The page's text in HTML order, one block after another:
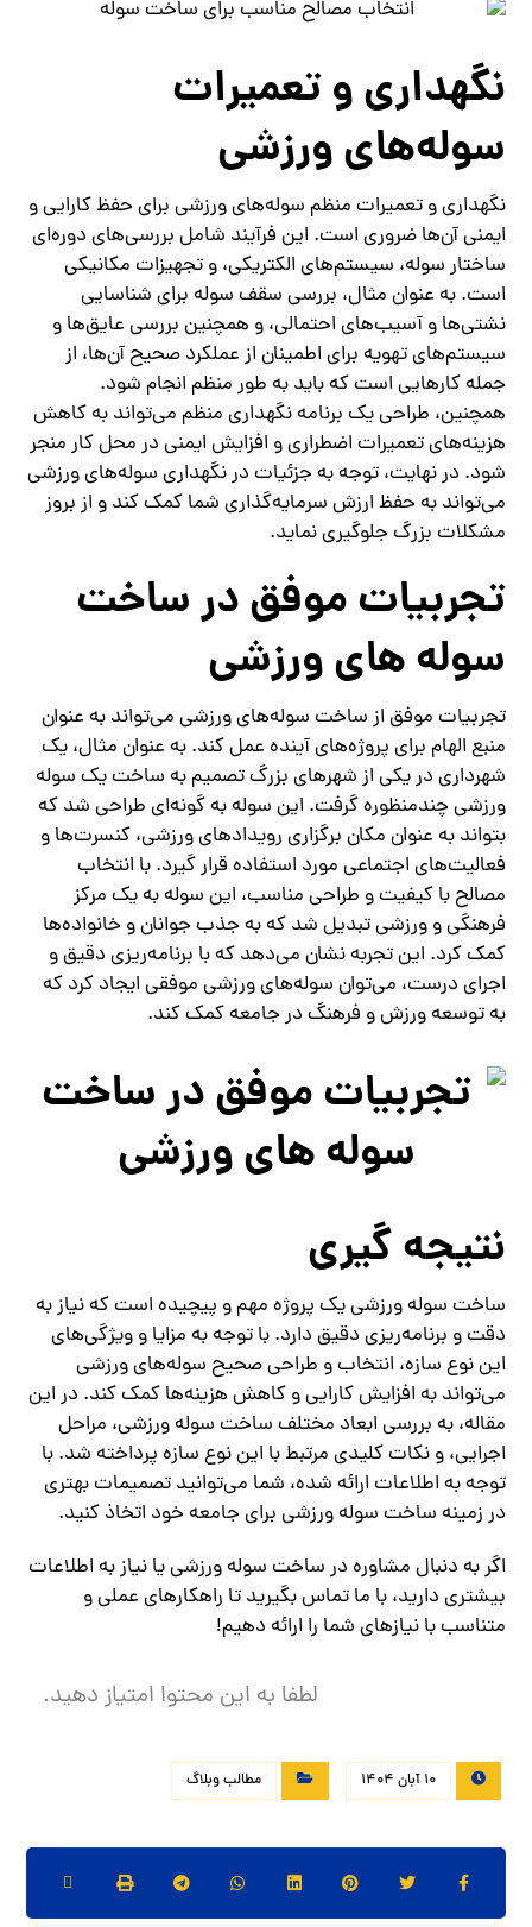
نگهداری و تعمیرات
سوله‌های ورزشی
نگهداری و تعمیرات منظم سوله‌های ورزشی برای حفظ کارایی و
ایمنی آن‌ها ضروری است. این فرآیند شامل بررسی‌های دوره‌ای
ساختار سوله، سیستم‌های الکتریکی، و تجهیزات مکانیکی
است. به عنوان مثال، بررسی سقف سوله برای شناسایی
نشتی‌ها و آسیب‌های احتمالی، و همچنین بررسی عایق‌ها و
سیستم‌های تهویه برای اطمینان از عملکرد صحیح آن‌ها، از
جمله کارهایی است که باید به طور منظم انجام شود.
همچنین، طراحی یک برنامه نگهداری منظم می‌تواند به کاهش
هزینه‌های تعمیرات اضطراری و افزایش ایمنی در محل کار منجر
شود. در نهایت، توجه به جزئیات در نگهداری سوله‌های ورزشی
می‌تواند به حفظ ارزش سرمایه‌گذاری شما کمک کند و از بروز
مشکلات بزرگ جلوگیری نماید.
تجربیات موفق در ساخت
سوله‌ های ورزشی
تجربیات موفق از ساخت سوله‌های ورزشی می‌تواند به عنوان
منبع الهام برای پروژه‌های آینده عمل کند. به عنوان مثال، یک
شهرداری در یکی از شهرهای بزرگ تصمیم به ساخت یک سوله
ورزشی چندمنظوره گرفت. این سوله به گونه‌ای طراحی شد که
بتواند به عنوان مکان برگزاری رویدادهای ورزشی، کنسرت‌ها و
فعالیت‌های اجتماعی مورد استفاده قرار گیرد. با انتخاب
مصالح با کیفیت و طراحی مناسب، این سوله به یک مرکز
فرهنگی و ورزشی تبدیل شد که به جذب جوانان و خانواده‌ها
کمک کرد. این تجربه نشان می‌دهد که با برنامه‌ریزی دقیق و
اجرای درست، می‌توان سوله‌های ورزشی موفقی ایجاد کرد که
به توسعه ورزش و فرهنگ در جامعه کمک کند.
نتیجه‌ گیری
ساخت سوله ورزشی یک پروژه مهم و پیچیده است که نیاز به
دقت و برنامه‌ریزی دقیق دارد. با توجه به مزایا و ویژگی‌های
این نوع سازه، انتخاب و طراحی صحیح سوله‌های ورزشی
می‌تواند به افزایش کارایی و کاهش هزینه‌ها کمک کند. در این
مقاله، به بررسی ابعاد مختلف ساخت سوله ورزشی، مراحل
اجرایی، و نکات کلیدی مرتبط با این نوع سازه پرداخته شد. با
توجه به اطلاعات ارائه شده، شما می‌توانید تصمیمات بهتری
در زمینه ساخت سوله ورزشی برای جامعه خود اتخاذ کنید.
اگر به دنبال مشاوره در ساخت سوله ورزشی یا نیاز به اطلاعات
بیشتری دارید، با ما تماس بگیرید تا راهکارهای عملی و
متناسب با نیازهای شما را ارائه دهیم!
لطفا به این محتوا امتیاز دهید.
10 آبان 1404 مطالب وبلاگ